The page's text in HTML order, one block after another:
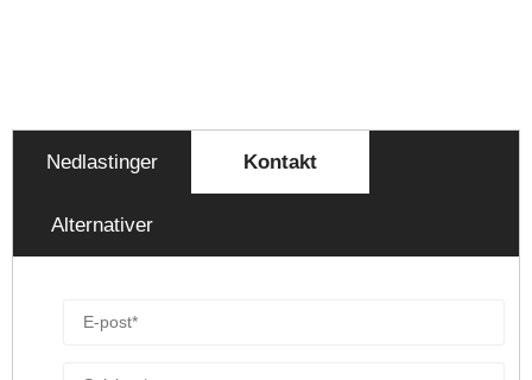
Nedlastinger Kontakt
Alternativer